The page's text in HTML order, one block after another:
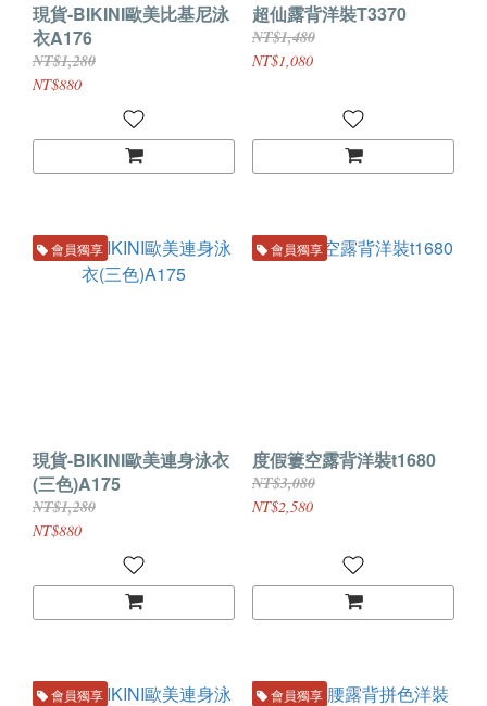
現貨-BIKINI歐美比基尼泳
衣A176
NT$1,280
NT$880
超仙露背洋裝T3370
NT$1,480
NT$1,080
會員獨享
現貨-BIKINI歐美連身泳衣
(三色)A175
NT$1,280
NT$880
會員獨享
度假簍空露背洋裝t1680
NT$3,080
NT$2,580
會員獨享 會員獨享